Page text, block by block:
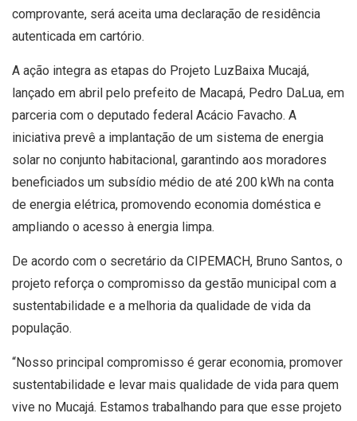
comprovante, será aceita uma declaração de residência
autenticada em cartório.
A ação integra as etapas do Projeto LuzBaixa Mucajá,
lançado em abril pelo prefeito de Macapá, Pedro DaLua, em
parceria com o deputado federal Acácio Favacho. A
iniciativa prevê a implantação de um sistema de energia
solar no conjunto habitacional, garantindo aos moradores
beneficiados um subsídio médio de até 200 kWh na conta
de energia elétrica, promovendo economia doméstica e
ampliando o acesso à energia limpa.
De acordo com o secretário da CIPEMACH, Bruno Santos, o
projeto reforça o compromisso da gestão municipal com a
sustentabilidade e a melhoria da qualidade de vida da
população.
“Nosso principal compromisso é gerar economia, promover
sustentabilidade e levar mais qualidade de vida para quem
vive no Mucajá. Estamos trabalhando para que esse projeto